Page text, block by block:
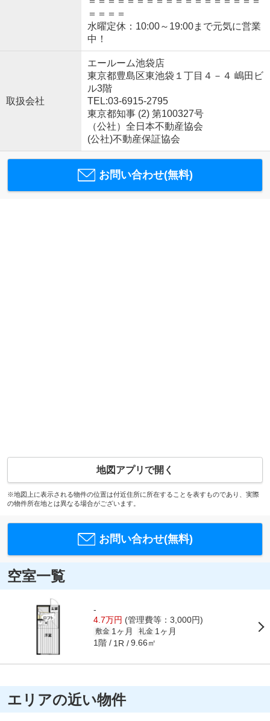
＝＝＝＝
水曜定休：10:00～19:00まで元気に営業
中！
取扱会社
エールーム池袋店
東京都豊島区東池袋１丁目４－４ 嶋田ビ
ル3階
TEL:03-6915-2795
東京都知事 (2) 第100327号
（公社）全日本不動産協会
(公社)不動産保証協会
お問い合わせ(無料)
地図アプリで開く
※地図上に表示される物件の位置は付近住所に所在することを表すものであり、実際
の物件所在地とは異なる場合がございます。
お問い合わせ(無料)
空室一覧
-
4.7万円 (管理費等：3,000円)
敷金 1ヶ月 礼金 1ヶ月
1階 1R 9.66㎡
エリアの近い物件